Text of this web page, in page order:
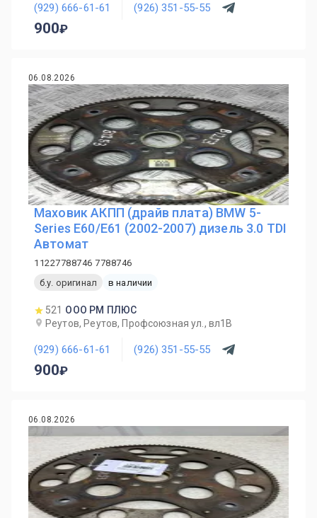
(929) 666-61-61 (926) 351-55-55
900
06.08.2026
Маховик АКПП (драйв плата) BMW 5-
Series E60/E61 (2002-2007) дизель 3.0 TDI
Автомат
11227788746 7788746
б.у. оригинал
в наличии
521 ООО РМ ПЛЮС
Реутов, Реутов, Профсоюзная ул., вл1В
(929) 666-61-61 (926) 351-55-55
900
06.08.2026